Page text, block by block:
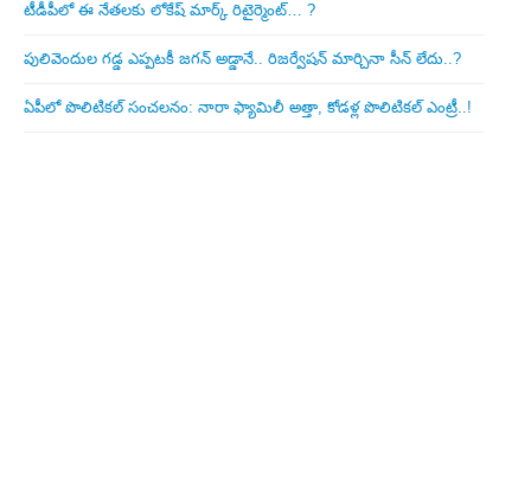
టీడీపీలో ఈ నేత‌ల‌కు లోకేష్ మార్క్ రిటైర్మెంట్‌… ?
పులివెందుల గ‌డ్డ ఎప్ప‌ట‌కీ జ‌గ‌న్ అడ్డానే.. రిజ‌ర్వేష‌న్ మార్చినా సీన్ లేదు..?
ఏపీలో పొలిటిక‌ల్ సంచ‌ల‌నం: నారా ఫ్యామిలీ అత్తా, కోడ‌ళ్ల పొలిటికల్ ఎంట్రీ..!